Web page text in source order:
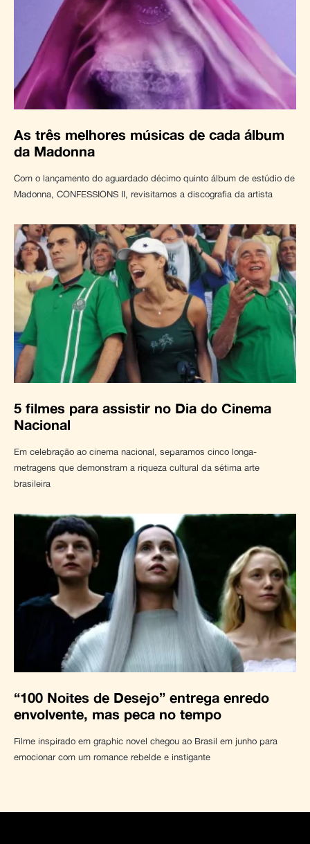
As três melhores músicas de cada álbum
da Madonna
Com o lançamento do aguardado décimo quinto álbum de estúdio de
Madonna, CONFESSIONS II, revisitamos a discografia da artista
5 filmes para assistir no Dia do Cinema
Nacional
Em celebração ao cinema nacional, separamos cinco longa-
metragens que demonstram a riqueza cultural da sétima arte
brasileira
“100 Noites de Desejo” entrega enredo
envolvente, mas peca no tempo
Filme inspirado em graphic novel chegou ao Brasil em junho para
emocionar com um romance rebelde e instigante